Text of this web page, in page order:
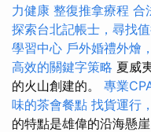
力健康 整復推拿療程 合
探索台北記帳士，尋找
學習中心 戶外婚禮外燴
高效的關鍵字策略 夏威
的火山創建的。 專業
味的茶會餐點 找貨運行
的特點是雄偉的沿海懸